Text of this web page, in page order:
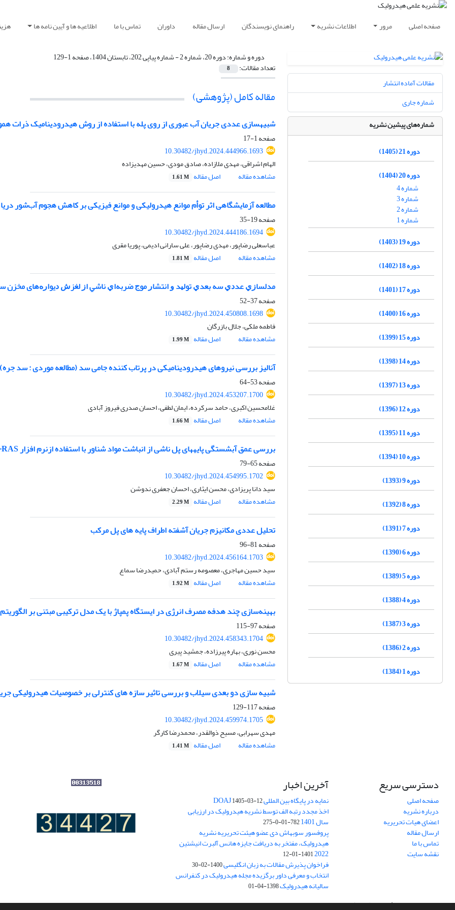
صفحه اصلی مرور اطلاعات نشریه راهنمای نویسندگان ارسال مقاله داوران تماس با ما اطلاعیه ها و آیین نامه ها
دوره و شماره:دوره 20، شماره 2 - شماره پیاپی 202، تابستان 1404، صفحه 1-129
تعداد مقالات: 8
مقاله کامل (پژوهشی)
شبیهسازی عددی جریان آب عبوری از روی پله با استفاده از روش هیدرودینامیک ذرات
صفحه1-17
10.30482/jhyd.2024.444966.1693
الهام اشراقی، مهدی ملازاده، صادق مودی، حسین مهدیزاده
مشاهده مقاله
اصل مقاله 1.61 M
مطالعه آزمایشگاهی اثر توأم موانع هیدرولیکی و موانع فیزیکی بر کاهش هجوم آب‌شور
صفحه19-35
10.30482/jhyd.2024.444186.1694
عباسعلی رضاپور، مهدی رضاپور، علی سارانی ادیمی، پوریا مقری
مشاهده مقاله
اصل مقاله 1.81 M
ﻣﺪﻟﺴﺎﺯﻱ ﻋﺪﺩﻱ ﺳﻪ ﺑﻌﺪﻱ ﺗﻮﻟﻴﺪ ﻭ ﺍﻧﺘﺸﺎﺭ ﻣﻮﺝ ﺿﺮﺑﻪﺍﻱ ﻧﺎﺷﻲ ﺍﺯ ﻟﻐﺰﺵ ﺩﻳﻮﺍﺭﻩ‌های مخزن
صفحه37-52
10.30482/jhyd.2024.450808.1698
فاطمه ملکی، جلال بازرگان
مشاهده مقاله
اصل مقاله 1.99 M
آنالیز بررسی نیروهای هیدرودینامیکی در پرتاب کننده جامی سد (مطالعه موردی : سد جره)
صفحه53-64
10.30482/jhyd.2024.453207.1700
غلامحسین اکبری، حامد سرکرده، ایمان لطفی، احسان صدری فیروز آبادی
مشاهده مقاله
اصل مقاله 1.66 M
بررسی عمق آبشستگی پایه‏های پل ناشی از انباشت مواد شناور با استفاده ازنرم افزار HEC-RAS (مطالعه موردی: رودخانه سقز)
صفحه65-79
10.30482/jhyd.2024.454995.1702
سید دانا پریزادی، محسن ایثاری، احسان جعفری ندوشن
مشاهده مقاله
اصل مقاله 2.29 M
تحلیل عددی مکانیزم جریان آشفته اطراف پایه های پل مرکب
صفحه81-96
10.30482/jhyd.2024.456164.1703
سید حسین مهاجری، معصومه رستم آبادی، حمیدرضا سماع
مشاهده مقاله
اصل مقاله 1.92 M
بهینه‌سازی چند هدفه مصرف انرژی در ایستگاه پمپاژ با یک مدل ترکیبی مبتنی بر
صفحه97-115
10.30482/jhyd.2024.458343.1704
محسن نوری، بهاره پیرزاده، جمشید پیری
مشاهده مقاله
اصل مقاله 1.67 M
شبیه سازی دو بعدی سیلاب و بررسی تاثیر سازه های کنترلی بر خصوصیات هیدرولیکی
صفحه117-129
10.30482/jhyd.2024.459974.1705
مهدی سهرابی، مسیح ذوالقدر، محمدرضا کارگر
مشاهده مقاله
اصل مقاله 1.41 M
مقالات آماده انتشار
شماره جاری
شماره‌های پیشین نشریه
دوره 21 (1405)
دوره 20 (1404)
شماره 4
شماره 3
شماره 2
شماره 1
دوره 19 (1403)
دوره 18 (1402)
دوره 17 (1401)
دوره 16 (1400)
دوره 15 (1399)
دوره 14 (1398)
دوره 13 (1397)
دوره 12 (1396)
دوره 11 (1395)
دوره 10 (1394)
دوره 9 (1393)
دوره 8 (1392)
دوره 7 (1391)
دوره 6 (1390)
دوره 5 (1389)
دوره 4 (1388)
دوره 3 (1387)
دوره 2 (1386)
دوره 1 (1384)
دسترسی سریع
صفحه اصلی
درباره نشریه
اعضای هیات تحریریه
ارسال مقاله
تماس با ما
نقشه سایت
آخرین اخبار
نمایه در پایگاه بین المللی DOAJ1405-03-12
اخذ مجدد رتبه الف توسط نشریه هیدرولیک در ارزیابی
سال 1401 782-01-0-275
پروفسور سوبهاش دی عضو هیئت تحریریه نشریه
هیدرولیک، مفتخر به دریافت جایزه هانس آلبرت انیشتین
2022
1401-01-12
فراخوان پذیرش مقالات به زبان انگلیسی1400-02-30
انتخاب و معرفی داور برگزیده مجله هیدرولیک در کنفرانس
سالیانه هیدرولیک1398-04-01
سامانه مدیریت نشریات علمی.طراحی و پیاده سازی ازسیناوب